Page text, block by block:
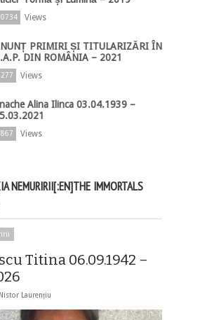
Views
PRIMIRI ȘI TITULARIZĂRI ÎN
DIN ROMÂNIA – 2021
Views
Alina Ilinca 03.04.1939 –
Views
NEMURIRII[:EN]THE IMMORTALS
Titina 06.09.1942 –
Nistor Laurențiu